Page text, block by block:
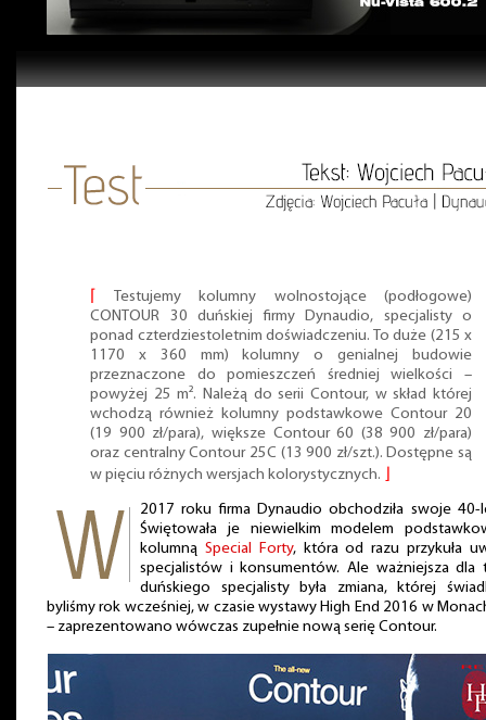
Testujemy kolumny wolnostojące (podłogowe)
CONTOUR 30 duńskiej firmy Dynaudio, specjalisty o
ponad czterdziestoletnim doświadczeniu. To duże (215 x
1170 x 360 mm) kolumny o genialnej budowie
przeznaczone do pomieszczeń średniej wielkości –
powyżej 25 m². Należą do serii Contour, w skład której
wchodzą również kolumny podstawkowe Contour 20
(19 900 zł/para), większe Contour 60 (38 900 zł/para)
oraz centralny Contour 25C (13 900 zł/szt.). Dostępne są
w pięciu różnych wersjach kolorystycznych.
2017 roku firma Dynaudio obchodziła swoje 40-
Świętowała je niewielkim modelem
kolumną Special Forty, która od razu przykuła
specjalistów i konsumentów. Ale ważniejsza dla
duńskiego specjalisty była zmiana, której
byliśmy rok wcześniej, w czasie wystawy High End 2016 w
– zaprezentowano wówczas zupełnie nową serię Contour.